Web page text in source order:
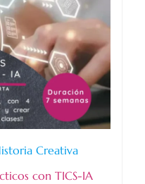
Creativa
con TICS-IA